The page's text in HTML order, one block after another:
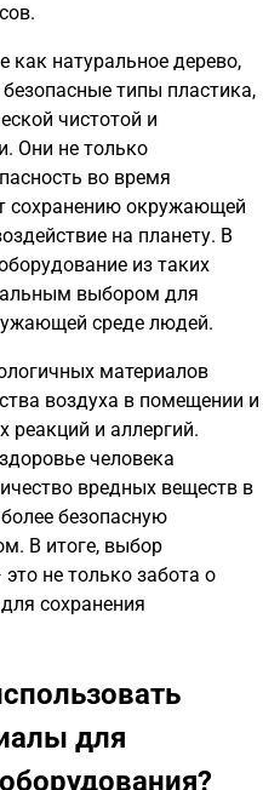
как натуральное дерево,
типы пластика,
чистотой и
Они не только
во время
сохранению окружающей
на планету. В
из таких
выбором для
среде людей.
материалов
воздуха в помещении и
реакций и аллергий.
человека
вредных веществ в
безопасную
В итоге, выбор
не только забота о
сохранения
для